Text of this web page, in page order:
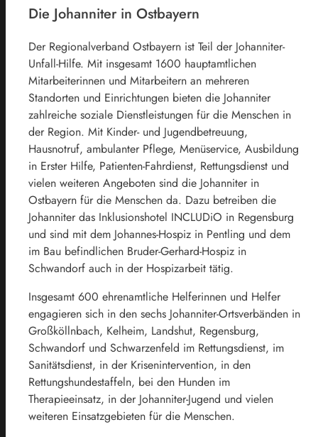
Die Johanniter in Ostbayern
Der Regionalverband Ostbayern ist Teil der Johanniter-
Unfall-Hilfe. Mit insgesamt 1600 hauptamtlichen
Mitarbeiterinnen und Mitarbeitern an mehreren
Standorten und Einrichtungen bieten die Johanniter
zahlreiche soziale Dienstleistungen für die Menschen in
der Region. Mit Kinder- und Jugendbetreuung,
Hausnotruf, ambulanter Pflege, Menüservice, Ausbildung
in Erster Hilfe, Patienten-Fahrdienst, Rettungsdienst und
vielen weiteren Angeboten sind die Johanniter in
Ostbayern für die Menschen da. Dazu betreiben die
Johanniter das Inklusionshotel INCLUDiO in Regensburg
und sind mit dem Johannes-Hospiz in Pentling und dem
im Bau befindlichen Bruder-Gerhard-Hospiz in
Schwandorf auch in der Hospizarbeit tätig.
Insgesamt 600 ehrenamtliche Helferinnen und Helfer
engagieren sich in den sechs Johanniter-Ortsverbänden in
Großköllnbach, Kelheim, Landshut, Regensburg,
Schwandorf und Schwarzenfeld im Rettungsdienst, im
Sanitätsdienst, in der Krisenintervention, in den
Rettungshundestaffeln, bei den Hunden im
Therapieeinsatz, in der Johanniter-Jugend und vielen
weiteren Einsatzgebieten für die Menschen.